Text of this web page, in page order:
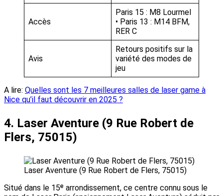
Accès
Paris 15 : M8 Lourmel
• Paris 13 : M14 BFM,
RER C
Avis
Retours positifs sur la
variété des modes de
jeu
A lire: Quelles sont les 7 meilleures salles de laser game à
Nice qu’il faut découvrir en 2025 ?
4. Laser Aventure (9 Rue Robert de
Flers, 75015)
Laser Aventure (9 Rue Robert de Flers, 75015)
Situé dans le 15ᵉ arrondissement, ce centre connu sous le